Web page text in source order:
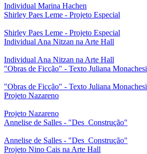
Individual Marina Hachen
Shirley Paes Leme - Projeto Especial
Shirley Paes Leme - Projeto Especial
Individual Ana Nitzan na Arte Hall
Individual Ana Nitzan na Arte Hall
"Obras de Ficção" - Texto Juliana Monachesi
"Obras de Ficção" - Texto Juliana Monachesi
Projeto Nazareno
Projeto Nazareno
Annelise de Salles - "Des_Construção"
Annelise de Salles - "Des_Construção"
Projeto Nino Cais na Arte Hall